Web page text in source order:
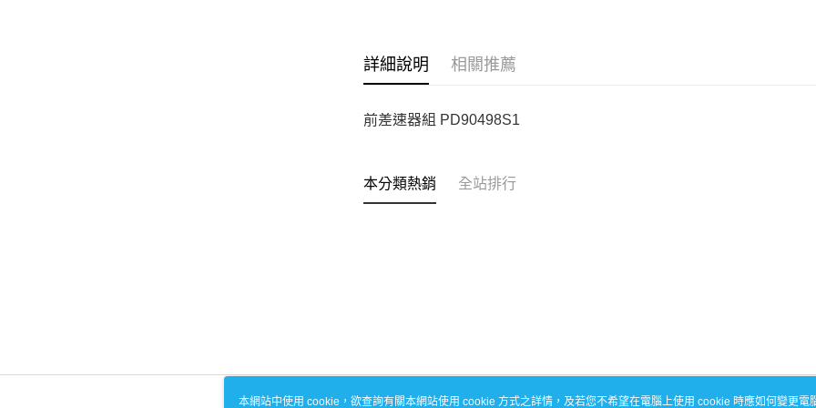
詳細說明 相關推薦
前差速器組 PD90498S1
本分類熱銷 全站排行
本網站中使用 cookie，欲查詢有關本網站使用 cookie 方式之詳情，及若您不希望在電腦上使用 cookie 時應如何變更電